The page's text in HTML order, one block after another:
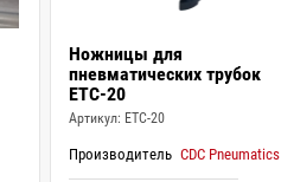
Ножницы для
пневматических трубок
ETC-20
Артикул: ETC-20
Производитель CDC Pneumatics